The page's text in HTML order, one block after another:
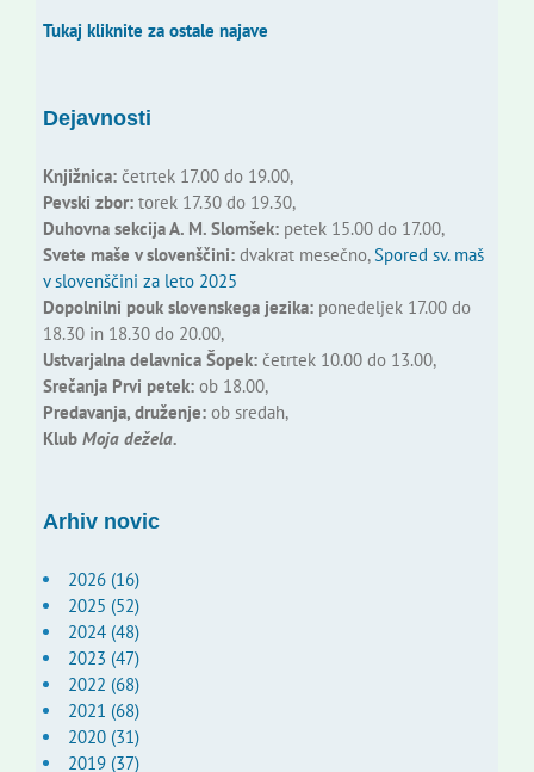
Tukaj kliknite za ostale najave
Dejavnosti
Knjižnica:četrtek 17.00 do 19.00,
Pevski zbor:torek 17.30 do 19.30,
Duhovna sekcija A. M. Slomšek:petek 15.00 do 17.00,
Svete maše v slovenščini:dvakrat mesečno,Spored sv. maš
v slovenščini za leto 2025
Dopolnilni pouk slovenskega jezika:ponedeljek 17.00 do
18.30 in 18.30 do 20.00,
Ustvarjalna delavnica Šopek:četrtek 10.00 do 13.00,
Srečanja Prvi petek:ob 18.00,
Predavanja, druženje:ob sredah,
Klub Moja dežela.
Arhiv novic
2026 (16)
2025 (52)
2024 (48)
2023 (47)
2022 (68)
2021 (68)
2020 (31)
2019 (37)